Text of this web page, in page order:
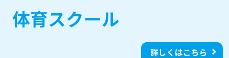
体育スクール
詳しくはこちら